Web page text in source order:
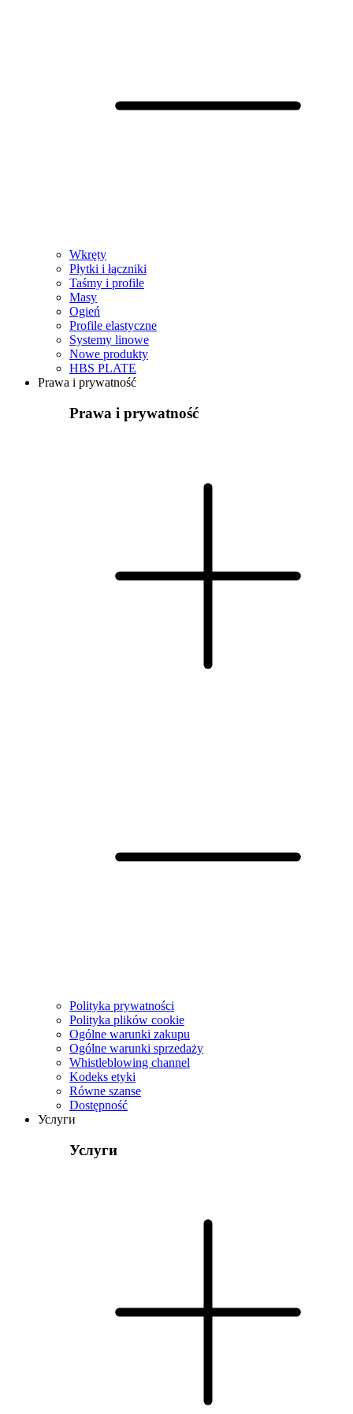
Wkręty
Płytki i łączniki
Taśmy i profile
Masy
Ogień
Profile elastyczne
Systemy linowe
Nowe produkty
HBS PLATE
Prawa i prywatność
Prawa i prywatność
Polityka prywatności
Polityka plików cookie
Ogólne warunki zakupu
Ogólne warunki sprzedaży
Whistleblowing channel
Kodeks etyki
Równe szanse
Dostępność
Услуги
Услуги